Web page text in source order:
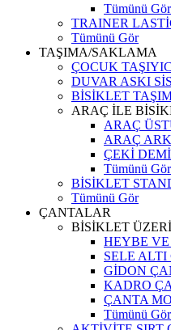
Tümünü Gör
TRAINER
Tümünü Gör
TAŞIMA/SAKLAMA
ÇOCUK
DUVAR ASKI
BİSİKLET
ARAÇ İLE
ARAÇ
ARAÇ
ÇEKİ
Tümünü Gör
BİSİKLET
Tümünü Gör
ÇANTALAR
BİSİKLET
HEYBE
SELE
GİDON
KADRO
ÇANTA
Tümünü Gör